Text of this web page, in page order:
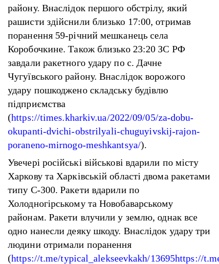
району. Внаслідок першого обстрілу, який
рашисти здійснили близько 17:00, отримав
поранення 59-річний мешканець села
Коробочкине. Також близько 23:20 ЗС РФ
завдали ракетного удару по с. Дачне
Чугуївського району. Внаслідок ворожого
удару пошкоджено складську будівлю
підприємства
(https://times.kharkiv.ua/2022/09/05/za-dobu-
okupanti-dvichi-obstrilyali-chuguyivskij-rajon-
poraneno-mirnogo-meshkantsya/).
Увечері російські військові вдарили по місту
Харкову та Харківській області двома ракетами
типу С-300. Ракети вдарили по
Холодногірському та Новобаварському
районам. Ракети влучили у землю, однак все
одно нанесли деяку шкоду. Внаслідок удару три
людини отримали поранення
(https://t.me/typical_alekseevkakh/13695https://